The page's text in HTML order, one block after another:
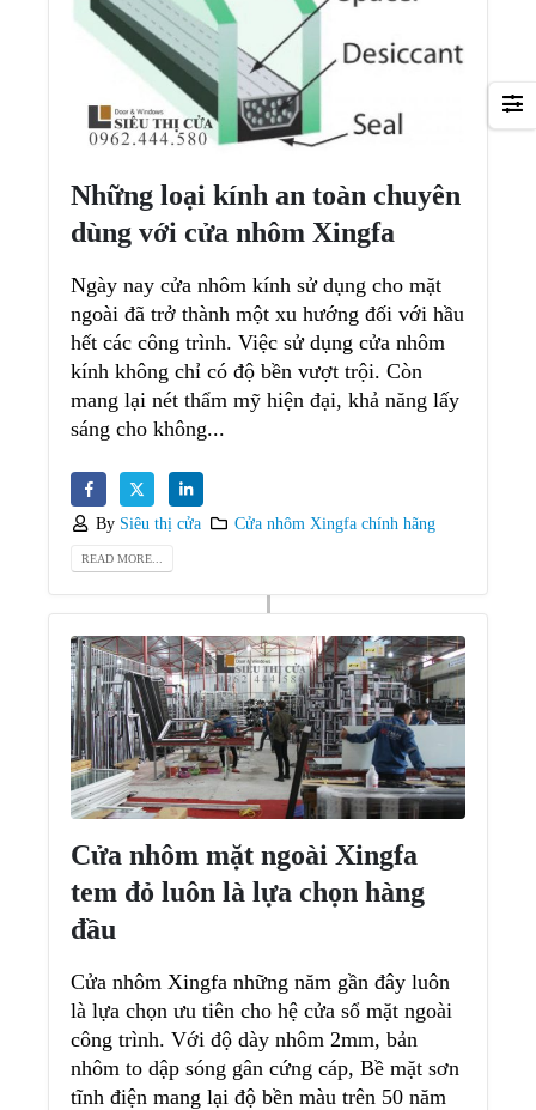
Những loại kính an toàn chuyên
dùng với cửa nhôm Xingfa
Ngày nay cửa nhôm kính sử dụng cho mặt
ngoài đã trở thành một xu hướng đối với hầu
hết các công trình. Việc sử dụng cửa nhôm
kính không chỉ có độ bền vượt trội. Còn
mang lại nét thẩm mỹ hiện đại, khả năng lấy
sáng cho không...
By Siêu thị cửa Cửa nhôm Xingfa chính hãng
READ MORE...
Cửa nhôm mặt ngoài Xingfa
tem đỏ luôn là lựa chọn hàng
đầu
Cửa nhôm Xingfa những năm gần đây luôn
là lựa chọn ưu tiên cho hệ cửa sổ mặt ngoài
công trình. Với độ dày nhôm 2mm, bản
nhôm to dập sóng gân cứng cáp, Bề mặt sơn
tĩnh điện mang lại độ bền màu trên 50 năm